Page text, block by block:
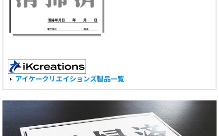
アイケークリエイションズ製品一覧